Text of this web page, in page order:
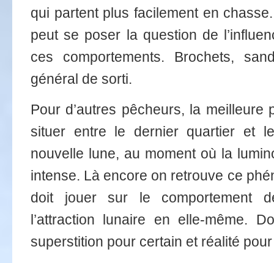
qui partent plus facilement en
peut se poser la question de
ces comportements. Brochets,
général de sorti.
Pour d’autres pêcheurs, la
situer entre le dernier quartier et
nouvelle lune, au moment où la
intense. Là encore on retrouve ce
doit jouer sur le comportement
l’attraction lunaire en elle-même.
superstition pour certain et réalité